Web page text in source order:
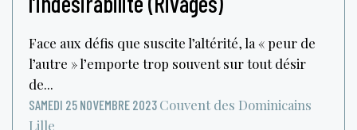
Face aux défis que suscite l’altérité, la « peur de
l’autre » l’emporte trop souvent sur tout désir
de...
SAMEDI 25 NOVEMBRE 2023 Couvent des Dominicains
Lille